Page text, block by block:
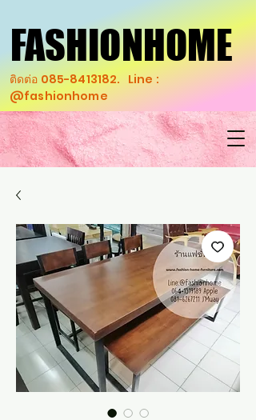
FASHIONHOME
FASHIONHOME
ติดต่อ 085-8413182. Line :
@fashionhome